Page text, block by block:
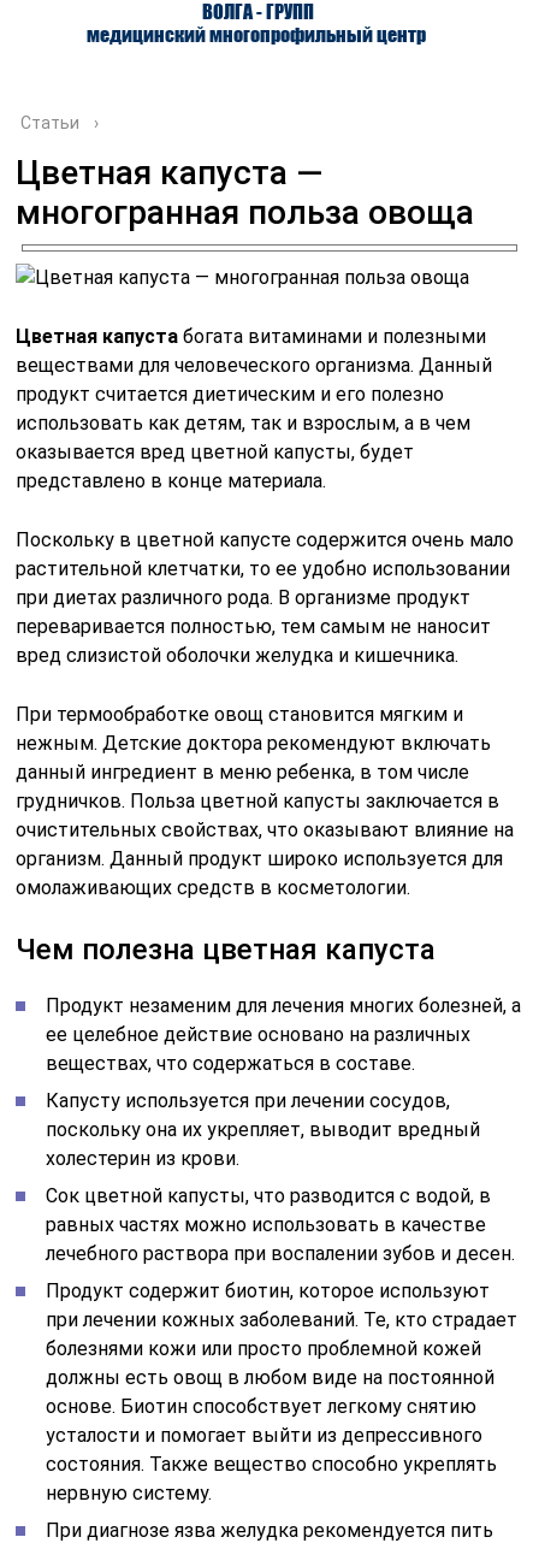
ВОЛГА - ГРУПП
медицинский многопрофильный центр
О ЦЕНТРЕ ВРАЧИ УСЛУГИ
Статьи ›
Цветная капуста —
многогранная польза овоща
Цветная капуста богата витаминами и полезными
веществами для человеческого организма. Данный
продукт считается диетическим и его полезно
использовать как детям, так и взрослым, а в чем
оказывается вред цветной капусты, будет
представлено в конце материала.
Поскольку в цветной капусте содержится очень мало
растительной клетчатки, то ее удобно использовании
при диетах различного рода. В организме продукт
переваривается полностью, тем самым не наносит
вред слизистой оболочки желудка и кишечника.
При термообработке овощ становится мягким и
нежным. Детские доктора рекомендуют включать
данный ингредиент в меню ребенка, в том числе
грудничков. Польза цветной капусты заключается в
очистительных свойствах, что оказывают влияние на
организм. Данный продукт широко используется для
омолаживающих средств в косметологии.
Чем полезна цветная капуста
Продукт незаменим для лечения многих болезней, а
ее целебное действие основано на различных
веществах, что содержаться в составе.
Капусту используется при лечении сосудов,
поскольку она их укрепляет, выводит вредный
холестерин из крови.
Сок цветной капусты, что разводится с водой, в
равных частях можно использовать в качестве
лечебного раствора при воспалении зубов и десен.
Продукт содержит биотин, которое используют
при лечении кожных заболеваний. Те, кто страдает
болезнями кожи или просто проблемной кожей
должны есть овощ в любом виде на постоянной
основе. Биотин способствует легкому снятию
усталости и помогает выйти из депрессивного
состояния. Также вещество способно укреплять
нервную систему.
При диагнозе язва желудка рекомендуется пить